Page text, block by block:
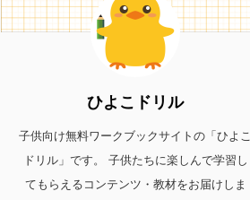
ひよこドリル
子供向け無料ワークブックサイトの「ひよこ
ドリル」です。 子供たちに楽しんで学習し
てもらえるコンテンツ・教材をお届けしま